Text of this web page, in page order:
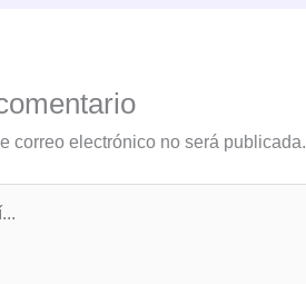
correo electrónico no será publicada.